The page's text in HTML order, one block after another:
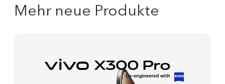
Mehr neue Produkte